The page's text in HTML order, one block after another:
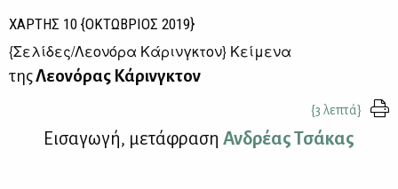
ΧΑΡΤΗΣ 10 {ΟΚΤΩΒΡΙΟΣ 2019}
{Σελίδες/Λεονόρα Κάρινγκτον} Κείμενα
τηςΛεονόρας Κάρινγκτον
{3 λεπτά}
Ει­σα­γω­γή, με­τά­φρα­ση Αν­δρέ­ας Τσά­κας